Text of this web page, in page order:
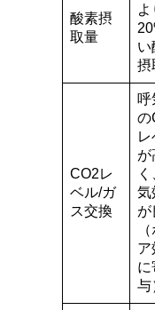
酸素摂
取量
い
摂
CO2レ
ベル/ガ
ス交換
呼
の
が
気
が
ア
に
与